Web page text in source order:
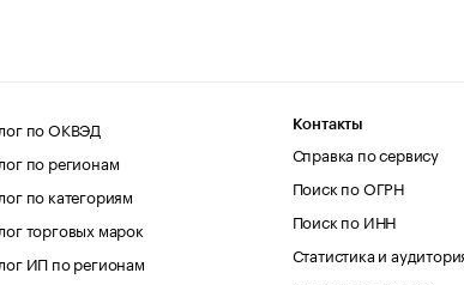
по ОКВЭД
по регионам
по категориям
торговых марок
ИП по регионам
Контакты
Справка по сервису
Поиск по ОГРН
Поиск по ИНН
Статистика и